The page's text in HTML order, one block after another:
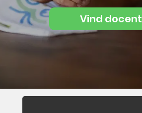
Vind docent